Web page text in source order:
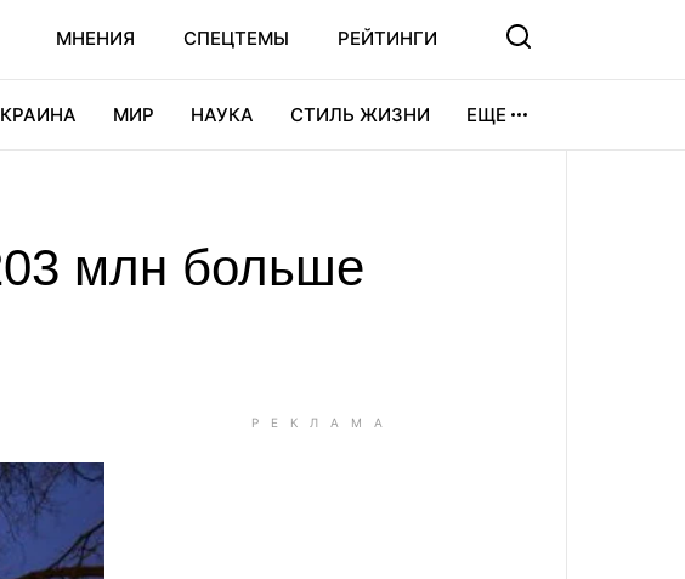
МНЕНИЯ СПЕЦТЕМЫ РЕЙТИНГИ
МИР НАУКА СТИЛЬ ЖИЗНИ ЕЩЕ
млн больше